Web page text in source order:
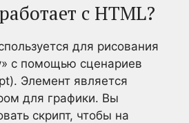
с HTML?
для рисования
с помощью сценариев
Элемент является
для графики. Вы
скрипт, чтобы на